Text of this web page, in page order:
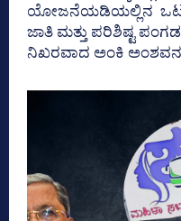
ಯೋಜನೆಯಡಿಯಲ್ಲಿನ
ಜಾತಿ ಮತ್ತು ಪರಿಶಿಷ್ಟ
ನಿಖರವಾದ ಅಂಕಿ